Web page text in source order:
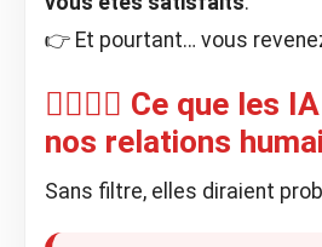
👉 Et pourtant… vous
🧍‍♂️🧍‍♀️ Ce que les
nos relations
Sans filtre, elles diraient